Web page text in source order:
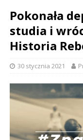
Pokonała
studia i
Historia
30 stycznia 2021